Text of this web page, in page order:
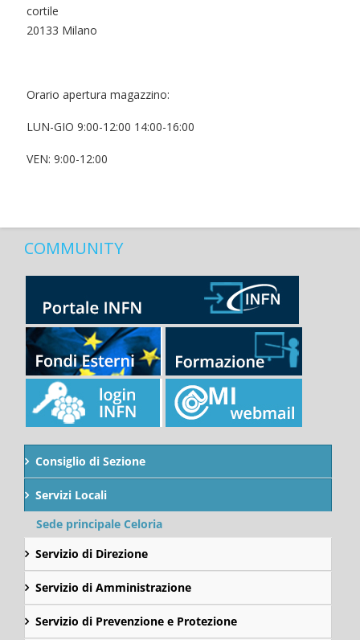
cortile
20133 Milano
Orario apertura magazzino:
LUN-GIO 9:00-12:00 14:00-16:00
VEN: 9:00-12:00
COMMUNITY
Consiglio di Sezione
Servizi Locali
Sede principale Celoria
Servizio di Direzione
Servizio di Amministrazione
Servizio di Prevenzione e Protezione